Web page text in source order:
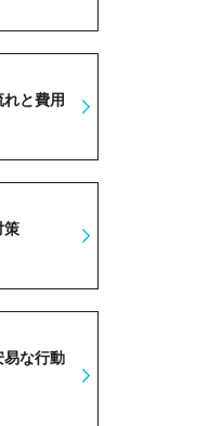
と費用
策
易な行動